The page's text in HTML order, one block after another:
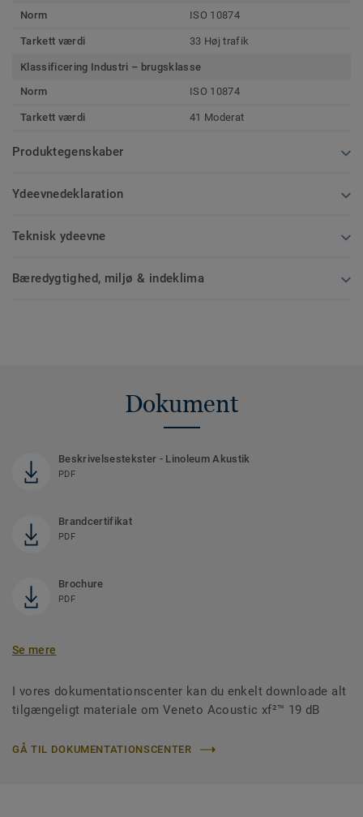
Norm ISO 10874
Tarkett værdi 33 Høj trafik
Klassificering Industri – brugsklasse
Norm
ISO 10874
Tarkett værdi 41 Moderat
Produktegenskaber
Ydeevnedeklaration
Teknisk ydeevne
Bæredygtighed, miljø & indeklima
Dokument
Beskrivelsestekster - Linoleum Akustik
PDF
Brandcertifikat
PDF
Brochure
PDF
Se mere
I vores dokumentationscenter kan du enkelt downloade alt
tilgængeligt materiale om Veneto Acoustic xf²™ 19 dB
GÅ TIL DOKUMENTATIONSCENTER